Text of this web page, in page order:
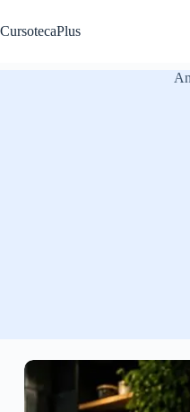
al
contenido
CursotecaPlus